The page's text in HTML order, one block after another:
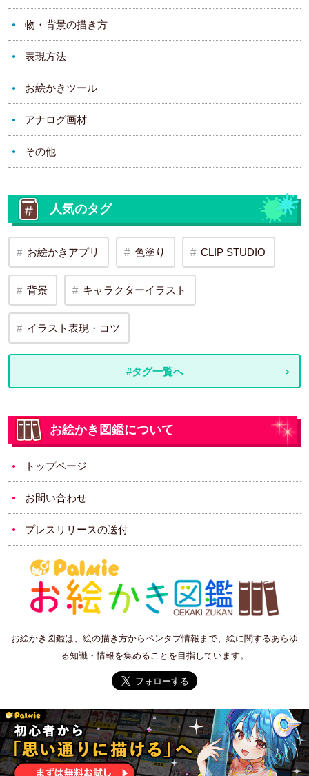
物・背景の描き方
表現方法
お絵かきツール
アナログ画材
その他
人気のタグ
お絵かきアプリ 色塗り CLIP STUDIO
背景 キャラクターイラスト
イラスト表現・コツ
#タグ一覧へ
お絵かき図鑑について
トップページ
お問い合わせ
プレスリリースの送付
お絵かき図鑑は、絵の描き方からペンタブ情報まで、絵に関するあらゆ
る知識・情報を集めることを目指しています。